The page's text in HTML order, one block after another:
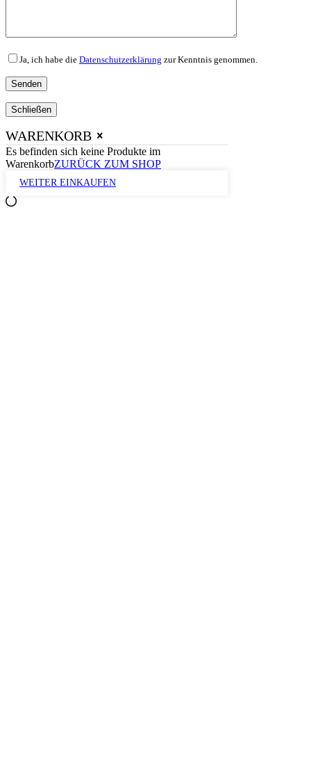
Ja, ich habe die Datenschutzerklärung zur Kenntnis genommen.
Schließen
WARENKORB
Es befinden sich keine Produkte im
WarenkorbZURÜCK ZUM SHOP
WEITER EINKAUFEN